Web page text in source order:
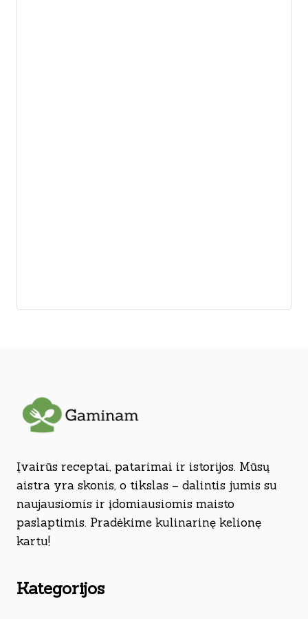
Įvairūs receptai, patarimai ir istorijos. Mūsų
aistra yra skonis, o tikslas – dalintis jumis su
naujausiomis ir įdomiausiomis maisto
paslaptimis. Pradėkime kulinarinę kelionę
kartu!
Kategorijos